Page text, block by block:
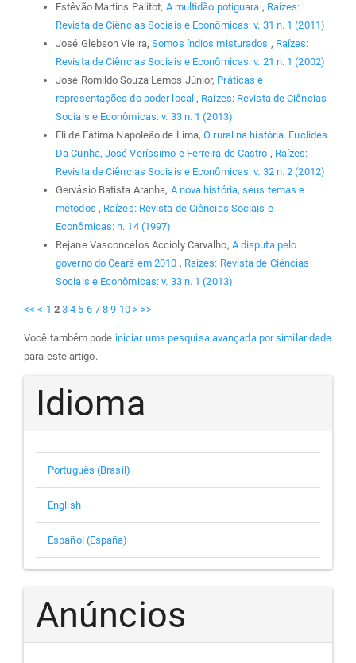
Estêvão Martins Palitot, A multidão potiguara , Raízes:
Revista de Ciências Sociais e Econômicas: v. 31 n. 1 (2011)
José Glebson Vieira,Somos índios misturados , Raízes:
Revista de Ciências Sociais e Econômicas: v. 21 n. 1 (2002)
José Romildo Souza Lemos Júnior, Práticas e
representações do poder local, Raízes: Revista de Ciências
Sociais e Econômicas: v. 33 n. 1 (2013)
Eli de Fátima Napoleão de Lima,O rural na história. Euclides
Da Cunha, José Veríssimo e Ferreira de Castro , Raízes:
Revista de Ciências Sociais e Econômicas: v. 32 n. 2 (2012)
Gervásio Batista Aranha, A nova história, seus temas e
métodos , Raízes: Revista de Ciências Sociais e
Econômicas: n. 14 (1997)
Rejane Vasconcelos Accioly Carvalho, A disputa pelo
governo do Ceará em 2010 , Raízes: Revista de Ciências
Sociais e Econômicas: v. 33 n. 1 (2013)
<< < 1 2 3 4 5 6 7 8 9 10 > >>
Você também pode iniciar uma pesquisa avançada por similaridade
para este artigo.
Idioma
Português (Brasil)
English
Español (España)
Anúncios